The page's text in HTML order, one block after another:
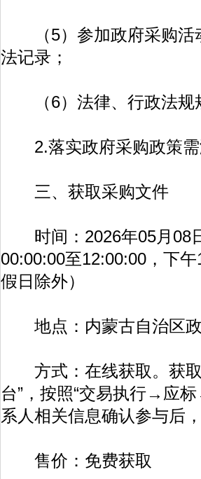
（5）参加政府采购活
法记录；
（6）法律、行政法规
2.落实政府采购政策需
三、获取采购文件
时间：2026年05月08
00:00:00至12:00:00，下
假日除外）
地点：内蒙古自治区政
方式：在线获取。获取
台”，按照“交易执行→应
系人相关信息确认参与后
售价：免费获取